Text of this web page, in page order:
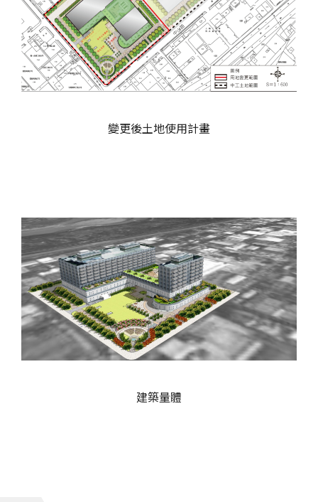
變更後土地使用計畫
建築量體